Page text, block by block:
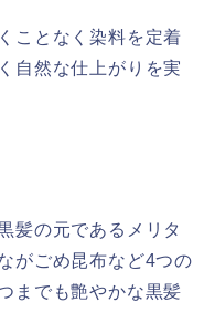
ことなく染料を定着
自然な仕上がりを実
髪の元であるメリタ
がごめ昆布など4つの
までも艶やかな黒髪